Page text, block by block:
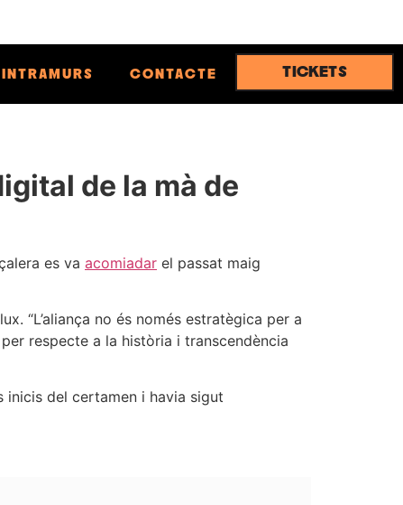
INTRAMURS CONTACTE TICKETS
de la mà de
es va acomiadar el passat maig
“L’aliança no és només estratègica per a
respecte a la història i transcendència
inicis del certamen i havia sigut